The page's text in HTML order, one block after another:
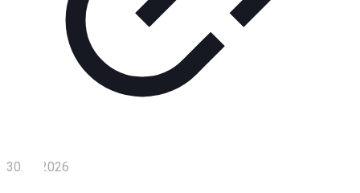
Слово
читателя
30.04.2026